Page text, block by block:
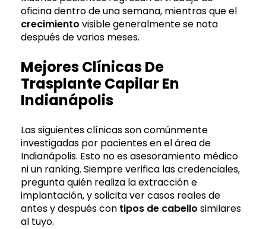
oficina dentro de una semana, mientras que el
crecimiento visible generalmente se nota
después de varios meses.
Mejores Clínicas De
Trasplante Capilar En
Indianápolis
Las siguientes clínicas son comúnmente
investigadas por pacientes en el área de
Indianápolis. Esto no es asesoramiento médico
ni un ranking. Siempre verifica las credenciales,
pregunta quién realiza la extracción e
implantación, y solicita ver casos reales de
antes y después con tipos de cabello similares
al tuyo.